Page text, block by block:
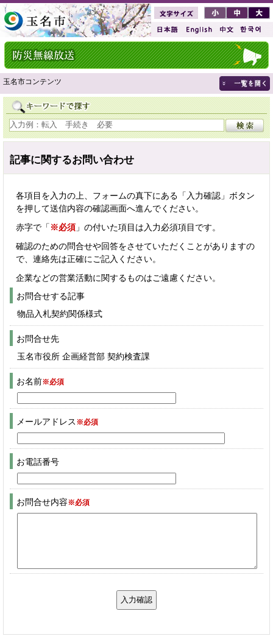
玉名市コンテンツ
記事に関するお問い合わせ
各項目を入力の上、フォームの真下にある「入力確認」ボタン
を押して送信内容の確認画面へ進んでください。
赤字で「 ※必須 」の付いた項目は入力必須項目です。
確認のための問合せや回答をさせていただくことがありますの
で、連絡先は正確にご記入ください。
企業などの営業活動に関するものはご遠慮ください。
お問合せする記事
物品入札契約関係様式
お問合せ先
玉名市役所 企画経営部 契約検査課
お名前※必須
メールアドレス ※必須
お電話番号
お問合せ内容※必須